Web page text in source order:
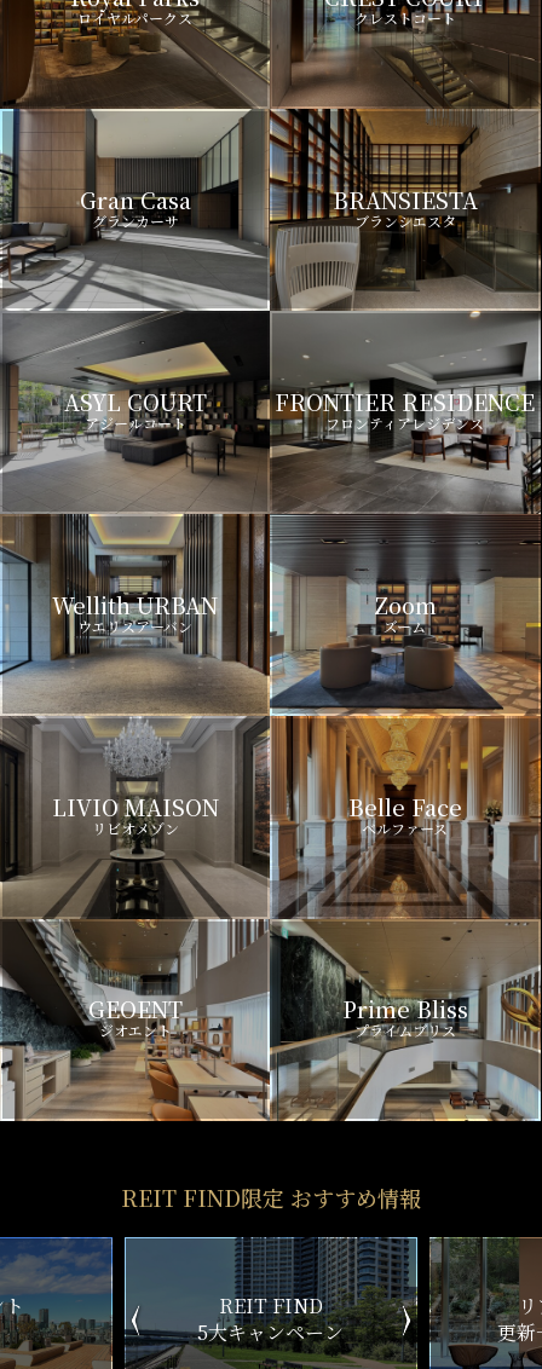
ロイヤルパークス クレストコート
Gran Casa
グランカーサ
BRANSIESTA
ブランシエスタ
ASYL COURT
アジールコート
FRONTIER RESIDENCE
フロンティアレジデンス
Wellith URBAN
ウエリスアーバン
Zoom
ズーム
LIVIO MAISON
リビオメゾン
Belle Face
ベルファース
GEOENT
ジオエント
Prime Bliss
プライムブリス
REIT FIND限定 おすすめ情報
ン
リアルタイム
更新一覧チェック
新